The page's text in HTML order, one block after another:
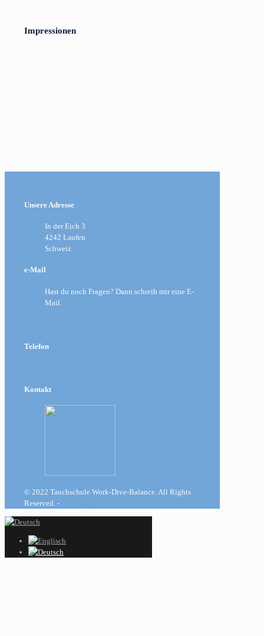
Impressionen
Unsere Adresse
In der Eich 3
4242 Laufen
Schweiz
e-Mail
Hast du noch Fragen? Dann schreib mir eine E-
Mail.
Telefon
Kontakt
© 2022 Tauchschule Work-Dive-Balance. All Rights
Reserved. -